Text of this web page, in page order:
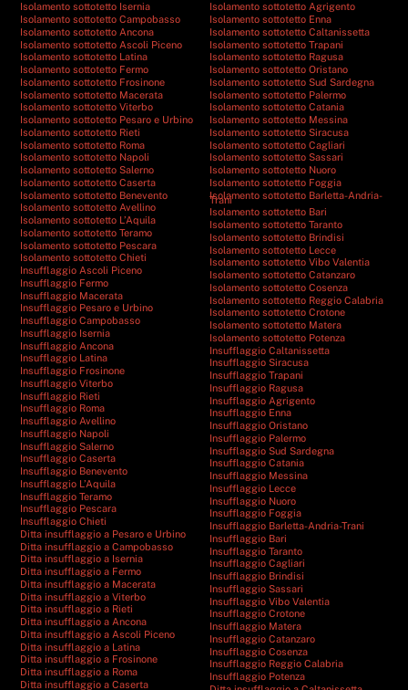
Isolamento sottotetto Isernia
Isolamento sottotetto Campobasso
Isolamento sottotetto Ancona
Isolamento sottotetto Ascoli Piceno
Isolamento sottotetto Latina
Isolamento sottotetto Fermo
Isolamento sottotetto Frosinone
Isolamento sottotetto Macerata
Isolamento sottotetto Viterbo
Isolamento sottotetto Pesaro e Urbino
Isolamento sottotetto Rieti
Isolamento sottotetto Roma
Isolamento sottotetto Napoli
Isolamento sottotetto Salerno
Isolamento sottotetto Caserta
Isolamento sottotetto Benevento
Isolamento sottotetto Avellino
Isolamento sottotetto L’Aquila
Isolamento sottotetto Teramo
Isolamento sottotetto Pescara
Isolamento sottotetto Chieti
Insufflaggio Ascoli Piceno
Insufflaggio Fermo
Insufflaggio Macerata
Insufflaggio Pesaro e Urbino
Insufflaggio Campobasso
Insufflaggio Isernia
Insufflaggio Ancona
Insufflaggio Latina
Insufflaggio Frosinone
Insufflaggio Viterbo
Insufflaggio Rieti
Insufflaggio Roma
Insufflaggio Avellino
Insufflaggio Napoli
Insufflaggio Salerno
Insufflaggio Caserta
Insufflaggio Benevento
Insufflaggio L’Aquila
Insufflaggio Teramo
Insufflaggio Pescara
Insufflaggio Chieti
Ditta insufflaggio a Pesaro e Urbino
Ditta insufflaggio a Campobasso
Ditta insufflaggio a Isernia
Ditta insufflaggio a Fermo
Ditta insufflaggio a Macerata
Ditta insufflaggio a Viterbo
Ditta insufflaggio a Rieti
Ditta insufflaggio a Ancona
Ditta insufflaggio a Ascoli Piceno
Ditta insufflaggio a Latina
Ditta insufflaggio a Frosinone
Ditta insufflaggio a Roma
Ditta insufflaggio a Caserta
Isolamento sottotetto Agrigento
Isolamento sottotetto Enna
Isolamento sottotetto Caltanissetta
Isolamento sottotetto Trapani
Isolamento sottotetto Ragusa
Isolamento sottotetto Oristano
Isolamento sottotetto Sud Sardegna
Isolamento sottotetto Palermo
Isolamento sottotetto Catania
Isolamento sottotetto Messina
Isolamento sottotetto Siracusa
Isolamento sottotetto Cagliari
Isolamento sottotetto Sassari
Isolamento sottotetto Nuoro
Isolamento sottotetto Foggia
Isolamento sottotetto Barletta-Andria-
Trani
Isolamento sottotetto Bari
Isolamento sottotetto Taranto
Isolamento sottotetto Brindisi
Isolamento sottotetto Lecce
Isolamento sottotetto Vibo Valentia
Isolamento sottotetto Catanzaro
Isolamento sottotetto Cosenza
Isolamento sottotetto Reggio Calabria
Isolamento sottotetto Crotone
Isolamento sottotetto Matera
Isolamento sottotetto Potenza
Insufflaggio Caltanissetta
Insufflaggio Siracusa
Insufflaggio Trapani
Insufflaggio Ragusa
Insufflaggio Agrigento
Insufflaggio Enna
Insufflaggio Oristano
Insufflaggio Palermo
Insufflaggio Sud Sardegna
Insufflaggio Catania
Insufflaggio Messina
Insufflaggio Lecce
Insufflaggio Nuoro
Insufflaggio Foggia
Insufflaggio Barletta-Andria-Trani
Insufflaggio Bari
Insufflaggio Taranto
Insufflaggio Cagliari
Insufflaggio Brindisi
Insufflaggio Sassari
Insufflaggio Vibo Valentia
Insufflaggio Crotone
Insufflaggio Matera
Insufflaggio Catanzaro
Insufflaggio Cosenza
Insufflaggio Reggio Calabria
Insufflaggio Potenza